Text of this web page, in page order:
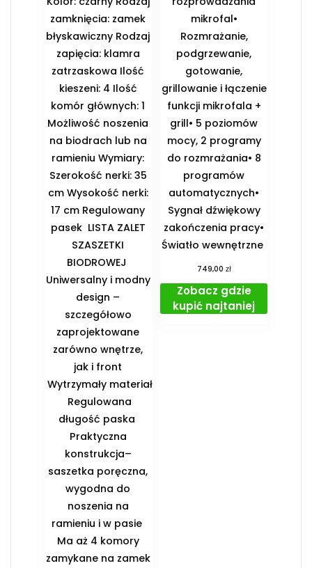
zamknięcia: zamek
błyskawiczny Rodzaj
zapięcia: klamra
zatrzaskowa Ilość
kieszeni: 4 Ilość
komór głównych: 1
Możliwość noszenia
na biodrach lub na
ramieniu Wymiary:
Szerokość nerki: 35
cm Wysokość nerki:
17 cm Regulowany
pasek ️ LISTA ZALET
SZASZETKI
BIODROWEJ ️
Uniwersalny i modny
design –
szczegółowo
zaprojektowane
zarówno wnętrze,
jak i front
️ Wytrzymały materiał
️ Regulowana
długość paska ️
Praktyczna
konstrukcja–
saszetka poręczna,
wygodna do
noszenia na
ramieniu i w pasie ️
Ma aż 4 komory
zamykane na zamek
mikrofal•
Rozmrażanie,
podgrzewanie,
gotowanie,
grillowanie i łączenie
funkcji mikrofala +
grill• 5 poziomów
mocy, 2 programy
do rozmrażania• 8
programów
automatycznych•
Sygnał dźwiękowy
zakończenia pracy•
Światło wewnętrzne
749,00 zł
Zobacz gdzie
kupić najtaniej